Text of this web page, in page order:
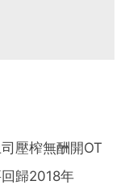
壓榨無酬開OT
歸2018年